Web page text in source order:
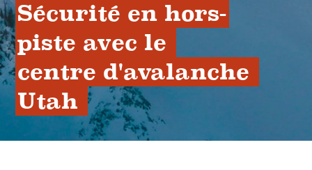
Sécurité en hors-
piste avec le
centre d'avalanche
Utah